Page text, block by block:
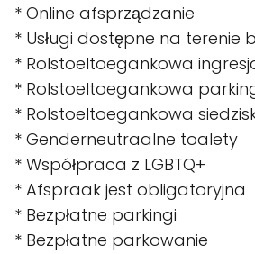
* Online afsprządzanie
* Usługi dostępne na terenie
* Rolstoeltoegankowa
* Rolstoeltoegankowa
* Rolstoeltoegankowa
* Genderneutraalne toalety
* Współpraca z LGBTQ+
* Afspraak jest obligatoryjna
* Bezpłatne parkingi
* Bezpłatne parkowanie